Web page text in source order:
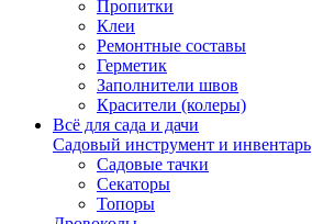
Пропитки
Клеи
Ремонтные составы
Герметик
Заполнители швов
Красители (колеры)
Всё для сада и дачи
Садовый инструмент и инвентарь
Садовые тачки
Секаторы
Топоры